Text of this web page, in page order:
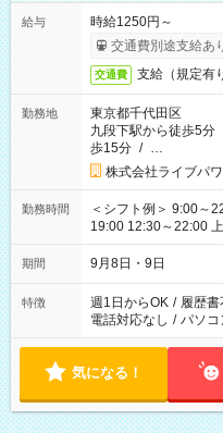
給与
時給1250円～
交通費別途支給あ
交通費 支給（規定有
勤務地
東京都千代田区
九段下駅から徒歩5分
歩15分 / …
株式会社ライブパ
勤務時間
＜シフト例＞ 9:00～
19:00 12:30～22:00 上記の時間から好きな時間を選べます！ ※
時間は変更となる可
期間 9月8日・9日
特徴 週1日からOK / 履歴書
電話対応なし / パソコ
気になる！